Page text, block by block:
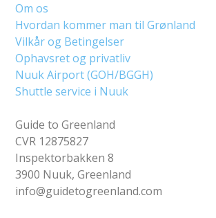
Om os
Hvordan kommer man til Grønland
Vilkår og Betingelser
Ophavsret og privatliv
Nuuk Airport (GOH/BGGH)
Shuttle service i Nuuk
Guide to Greenland
CVR 12875827
Inspektorbakken 8
3900 Nuuk, Greenland
info@guidetogreenland.com